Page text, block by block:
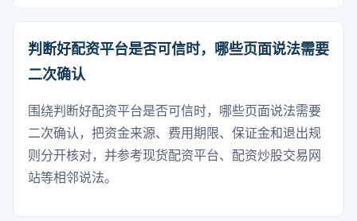
判断好配资平台是否可信时，哪些页面说法需要
二次确认
围绕判断好配资平台是否可信时，哪些页面说法需要
二次确认，把资金来源、费用期限、保证金和退出规
则分开核对，并参考现货配资平台、配资炒股交易网
站等相邻说法。